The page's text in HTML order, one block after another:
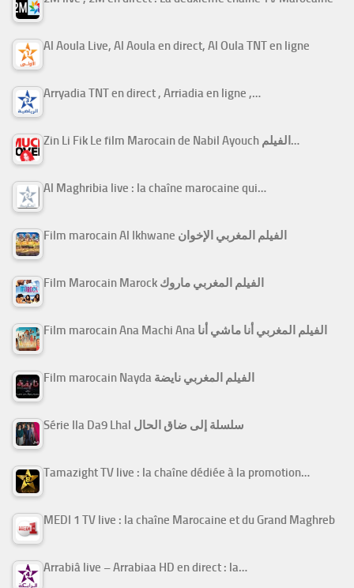
Al Aoula Live, Al Aoula en direct, Al Oula TNT en ligne
Arryadia TNT en direct , Arriadia en ligne ,…
Zin Li Fik Le film Marocain de Nabil Ayouch الفيلم…
Al Maghribia live : la chaîne marocaine qui…
Film marocain Al Ikhwane الفيلم المغربي الإخوان
Film Marocain Marock الفيلم المغربي ماروك
Film marocain Ana Machi Ana الفيلم المغربي أنا ماشي أنا
Film marocain Nayda الفيلم المغربي نايضة
Série Ila Da9 Lhal سلسلة إلى ضاق الحال
Tamazight TV live : la chaîne dédiée à la promotion…
MEDI 1 TV live : la chaîne Marocaine et du Grand Maghreb
Arrabiâ live – Arrabiaa HD en direct : la…